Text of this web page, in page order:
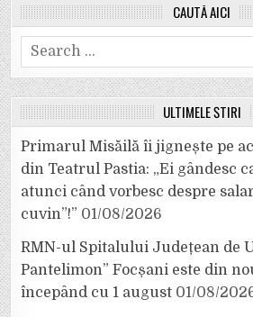
CAUTĂ AICI
Search
for:
ULTIMELE ȘTIRI
Primarul Misăilă îi jignește pe
din Teatrul Pastia: „Ei gândesc
atunci când vorbesc despre
cuvin”!” 01/08/2026
RMN-ul Spitalului Județean de
Pantelimon” Focșani este din
începând cu 1 august 01/08/